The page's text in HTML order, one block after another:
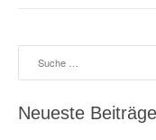
i
nach:
Neueste Beiträge